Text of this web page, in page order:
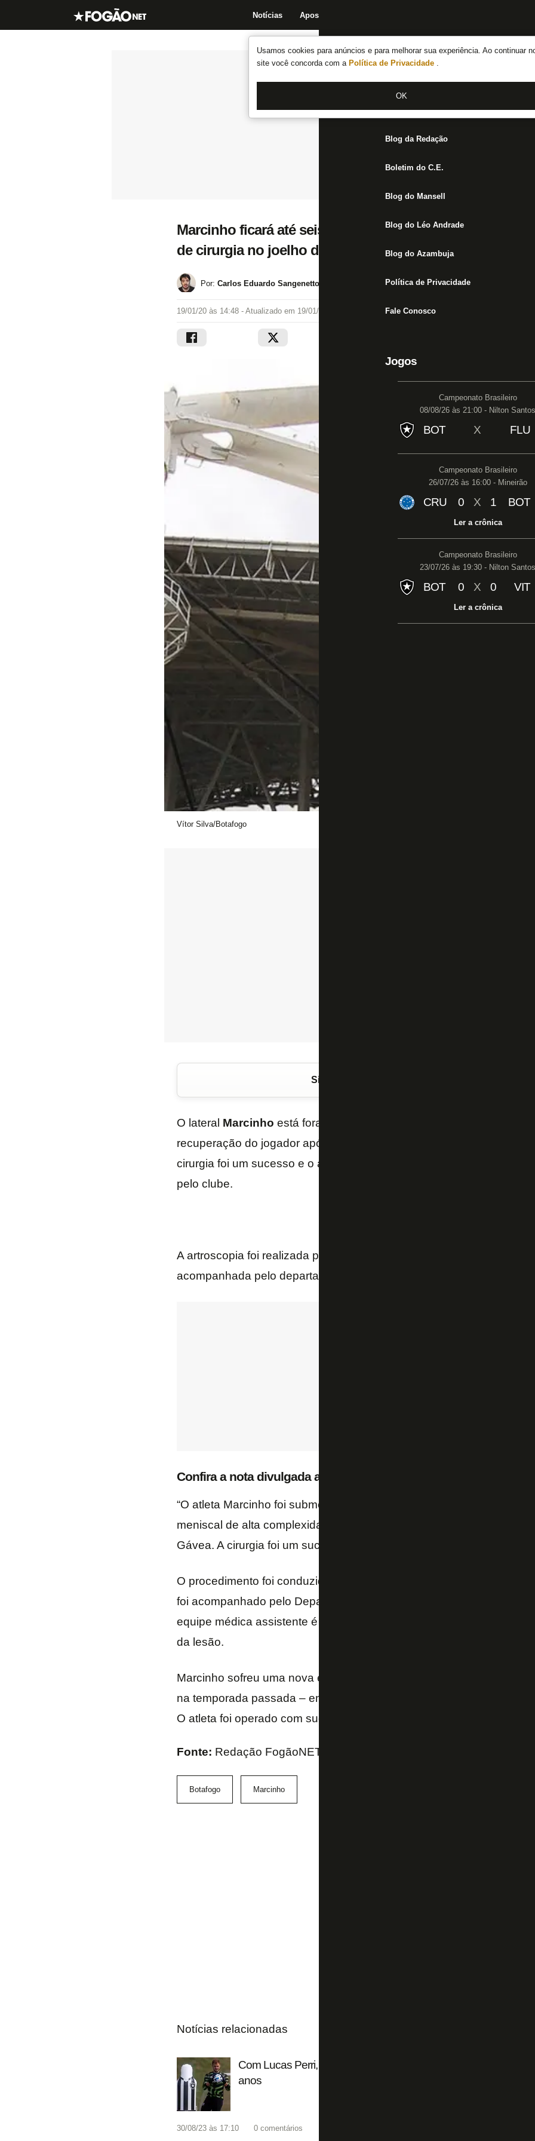
Usamos cookies para anúncios e para melhorar sua experiência. Ao continuar
site você concorda com a Política de Privacidade .
OK
Notícias Apostas
Notícias do Botafogo
Fórum
Jogos
Blog da Redação
Boletim do C.E.
Blog do Mansell
Blog do Léo Andrade
Blog do Azambuja
Política de Privacidade
Fale Conosco
Jogos
Campeonato Brasileiro
08/08/26 às 21:00 - Nilton Santos
BOT X FLU
Campeonato Brasileiro
26/07/26 às 16:00 - Mineirão
CRU 0 X 1 BOT
Ler a crônica
Campeonato Brasileiro
23/07/26 às 19:30 - Nilton Santos
BOT 0 X 0 VIT
Ler a crônica
Marcinho ficará até seis meses afastado do Botafogo
de cirurgia no joelho direito
Por: Carlos Eduardo Sangenetto
19/01/20 às 14:48 - Atualizado em 19/01/20 às 15:07
Vítor Silva/Botafogo
Siga o FogãoNET
O lateral Marcinho está fora do
recuperação do jogador após a artroscopia no joelho direito
cirurgia foi um sucesso e o atleta terá alta às 18h, informa o boletim
pelo clube.
A artroscopia foi realizada pela equipe do Dr.
acompanhada pelo departamento médico do Botafogo.]
Confira a nota divulgada abaixo:
“O atleta Marcinho foi submetido a uma artroscopia no joelho direito
meniscal de alta complexidade na manhã deste domingo, na Clínica
Gávea. A cirurgia foi um sucesso e o atleta terá alta ainda neste
O procedimento foi conduzido pela equipe do Dr. João Grangeiro e
foi acompanhado pelo Departamento Médico do Botafogo. A
equipe médica assistente é de cinco a seis meses de recuperação
da lesão.
Marcinho sofreu uma nova entorse no joelho direito – essa sem
na temporada passada – em treinamento no dia 9 de janeiro, no
O atleta foi operado com sucesso neste domingo e iniciará sua
Fonte: Redação FogãoNET
Botafogo Marcinho
Notícias relacionadas
Com Lucas Perri, Botafogo volta a ter um jogador na Seleção
anos
30/08/23 às 17:10 0 comentários